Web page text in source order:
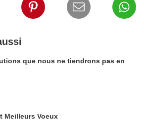
que nous ne tiendrons pas en
Meilleurs Voeux